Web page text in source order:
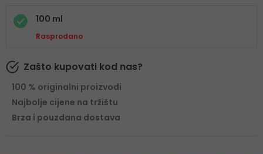
100 ml
Rasprodano
Zašto kupovati kod nas?
100 % originalni proizvodi
Najbolje cijene na tržištu
Brza i pouzdana dostava